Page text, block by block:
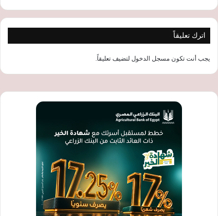
اترك تعليقاً
يجب أنت تكون مسجل الدخول لتضيف تعليقاً.